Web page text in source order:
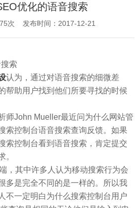
优化的语音搜索
次 发布时间：2017-12-21
索
认为，通过对语音搜索的细微差
帮助用户找到他们所要寻找的时候
师John Mueller最近问为什么网站管
索控制台语音搜索查询反馈。如果
索控制台看到语音搜索，肯定提交
。
，其中许多人认为移动搜索行为会
多是完全不同的是一样的。所以我
不一定明白为什么搜索控制台用户